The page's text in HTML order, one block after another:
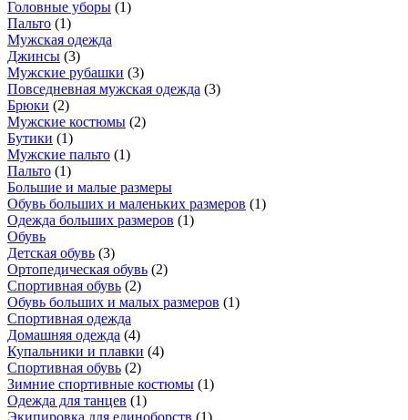
Головные уборы (1)
Пальто (1)
Мужская одежда
Джинсы (3)
Мужские рубашки (3)
Повседневная мужская одежда (3)
Брюки (2)
Мужские костюмы (2)
Бутики (1)
Мужские пальто (1)
Пальто (1)
Большие и малые размеры
Обувь больших и маленьких размеров (1)
Одежда больших размеров (1)
Обувь
Детская обувь (3)
Ортопедическая обувь (2)
Спортивная обувь (2)
Обувь больших и малых размеров (1)
Спортивная одежда
Домашняя одежда (4)
Купальники и плавки (4)
Спортивная обувь (2)
Зимние спортивные костюмы (1)
Одежда для танцев (1)